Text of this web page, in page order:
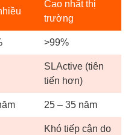
Cao nhất thị
trường
>99%
SLActive (tiên
tiến hơn)
25 – 35 năm
Khó tiếp cận do